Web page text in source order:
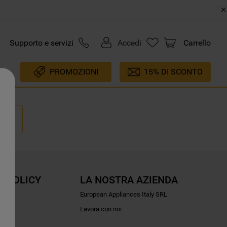
Supporto e servizi Accedi Carrello
PROMOZIONI 15% DI SCONTO
POLICY LA NOSTRA AZIENDA
European Appliances Italy SRL
Lavora con noi